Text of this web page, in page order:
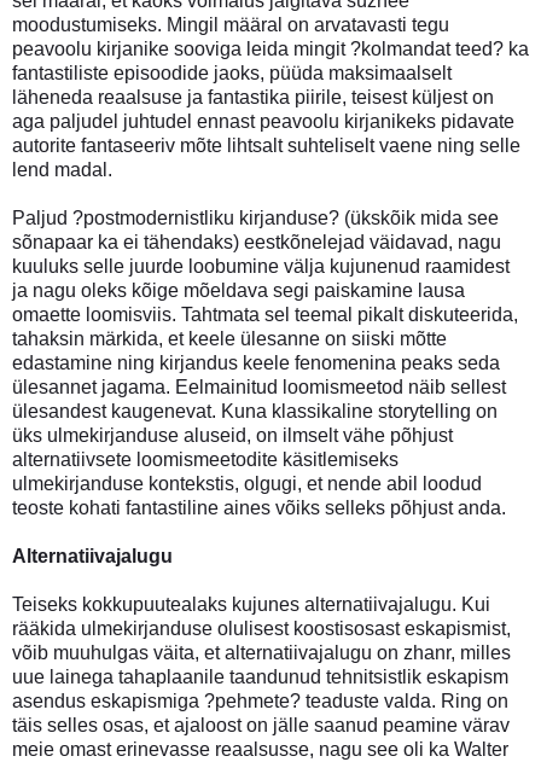
moodustumiseks. Mingil määral on arvatavasti tegu
peavoolu kirjanike sooviga leida mingit ?kolmandat teed? ka
fantastiliste episoodide jaoks, püüda maksimaalselt
läheneda reaalsuse ja fantastika piirile, teisest küljest on
aga paljudel juhtudel ennast peavoolu kirjanikeks pidavate
autorite fantaseeriv mõte lihtsalt suhteliselt vaene ning selle
lend madal.
Paljud ?postmodernistliku kirjanduse? (ükskõik mida see
sõnapaar ka ei tähendaks) eestkõnelejad väidavad, nagu
kuuluks selle juurde loobumine välja kujunenud raamidest
ja nagu oleks kõige mõeldava segi paiskamine lausa
omaette loomisviis. Tahtmata sel teemal pikalt diskuteerida,
tahaksin märkida, et keele ülesanne on siiski mõtte
edastamine ning kirjandus keele fenomenina peaks seda
ülesannet jagama. Eelmainitud loomismeetod näib sellest
ülesandest kaugenevat. Kuna klassikaline storytelling on
üks ulmekirjanduse aluseid, on ilmselt vähe põhjust
alternatiivsete loomismeetodite käsitlemiseks
ulmekirjanduse kontekstis, olgugi, et nende abil loodud
teoste kohati fantastiline aines võiks selleks põhjust anda.
Alternatiivajalugu
Teiseks kokkupuutealaks kujunes alternatiivajalugu. Kui
rääkida ulmekirjanduse olulisest koostisosast eskapismist,
võib muuhulgas väita, et alternatiivajalugu on zhanr, milles
uue lainega tahaplaanile taandunud tehnitsistlik eskapism
asendus eskapismiga ?pehmete? teaduste valda. Ring on
täis selles osas, et ajaloost on jälle saanud peamine värav
meie omast erinevasse reaalsusse, nagu see oli ka Walter